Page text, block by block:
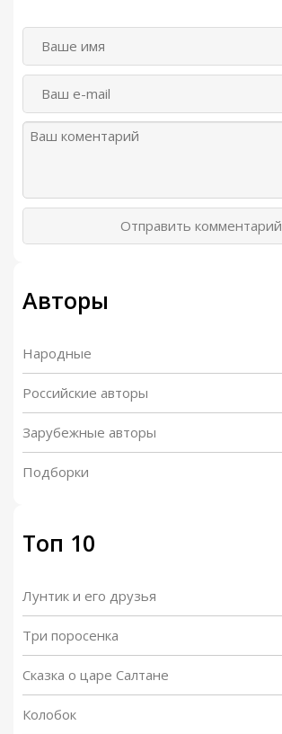
Отправить комментарий
Авторы
Народные
Российские авторы
Зарубежные авторы
Подборки
Топ 10
Лунтик и его друзья
Три поросенка
Сказка о царе Салтане
Колобок